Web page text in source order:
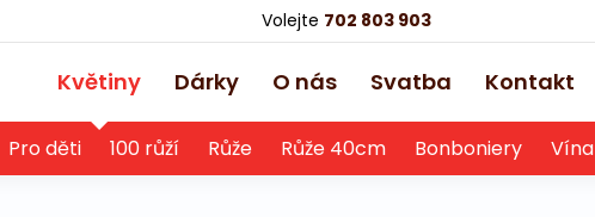
Volejte 702 803 903
Květiny
Pro děti 100 růží Růže Růže 40cm Bonboniery Vína
Dárky O nás Svatba Kontakt